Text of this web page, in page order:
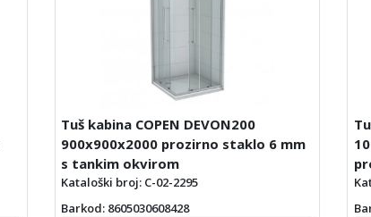
Tuš kabina COPEN DEVON200
900x900x2000 prozirno staklo 6 mm
s tankim okvirom
Kataloški broj: C-02-2295
Barkod: 8605030608428